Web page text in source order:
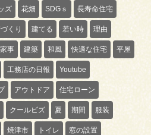
ズ 花畑 SDGｓ 長寿命住宅
くり 建てる 若い時 理由
家事 建築 和風 快適な住宅 平屋
工務店の日報 Youtube
アウトドア 住宅ローン
クールビズ 夏 期間 服装
焼津市 トイレ 窓の設置